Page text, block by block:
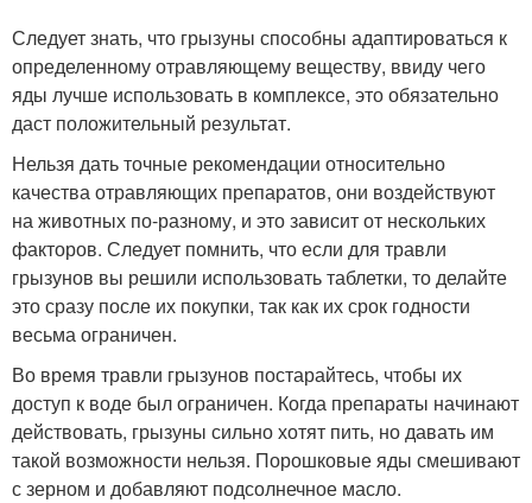
Следует знать, что грызуны способны адаптироваться к
определенному отравляющему веществу, ввиду чего
яды лучше использовать в комплексе, это обязательно
даст положительный результат.
Нельзя дать точные рекомендации относительно
качества отравляющих препаратов, они воздействуют
на животных по-разному, и это зависит от нескольких
факторов. Следует помнить, что если для травли
грызунов вы решили использовать таблетки, то делайте
это сразу после их покупки, так как их срок годности
весьма ограничен.
Во время травли грызунов постарайтесь, чтобы их
доступ к воде был ограничен. Когда препараты начинают
действовать, грызуны сильно хотят пить, но давать им
такой возможности нельзя. Порошковые яды смешивают
с зерном и добавляют подсолнечное масло.